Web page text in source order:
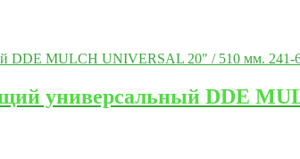
универсальный DDE